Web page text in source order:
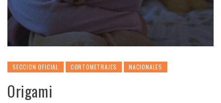
SECCION OFICIAL CORTOMETRAJES NACIONALES
Origami